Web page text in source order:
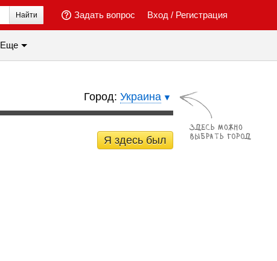
Вход / Регистрация
Задать вопрос
Найти
Еще
Город: Украина
Я здесь был